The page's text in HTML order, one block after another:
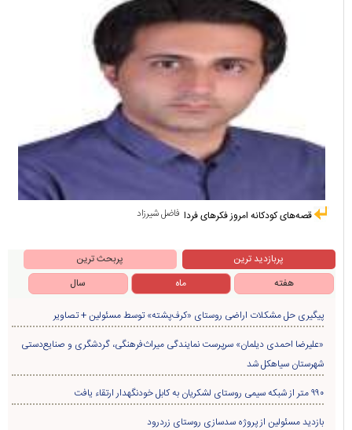
فاضل شیرزاد قصه‌های کودکانه امروز فکرهای فردا
پربازدید ترین
پربحث ترین
هفته
ماه سال
پیگیری حل مشکلات اراضی روستای «کرف‌پشته» توسط مسئولین + تصاویر
«علیرضا احمدی دیلمان» سرپرست نمایندگی میراث‌فرهنگی، گردشگری و صنایع‌دستی
شهرستان سیاهکل شد
۹۹۰ متر از شبکه سیمی روستای لشکریان به کابل خودنگهدار ارتقاء یافت
بازدید مسئولین از پروژه سدسازی روستای زردرود